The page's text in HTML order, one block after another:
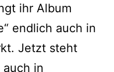
ihr Album
endlich auch in
Jetzt steht
auch in